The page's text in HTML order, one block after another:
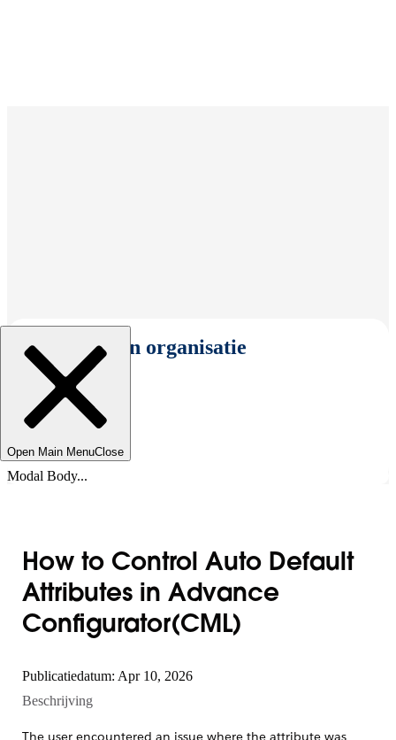
Selecteer een organisatie
Open Main MenuClose
Modal Body...
How to Control Auto Default
Attributes in Advance
Configurator(CML)
Publicatiedatum: Apr 10, 2026
Beschrijving
The user encountered an issue where the attribute was